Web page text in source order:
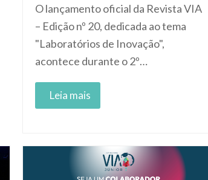
O lançamento oficial da Revista VIA
– Edição nº 20, dedicada ao tema
"Laboratórios de Inovação",
acontece durante o 2º…